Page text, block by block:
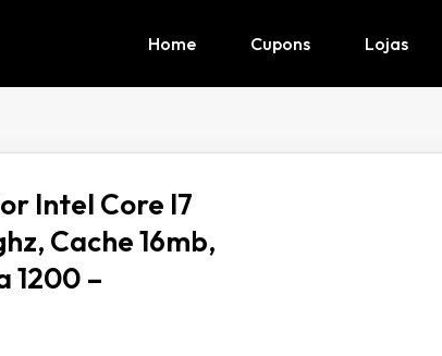
Home Cupons Lojas
Intel Core I7
Cache 16mb,
1200 –